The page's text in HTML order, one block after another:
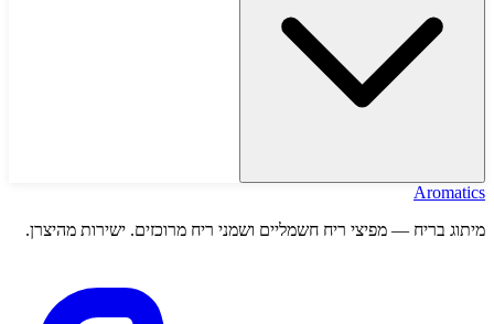
Aromatics
מיתוג בריח — מפיצי ריח חשמליים ושמני ריח מרוכזים. ישירות מהיצרן.